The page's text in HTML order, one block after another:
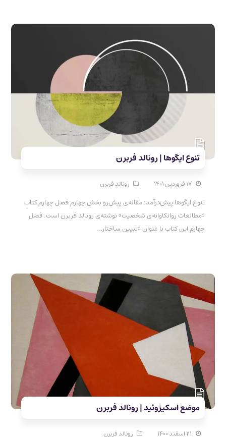
تنوع ایگوها | رونالد فربرن
۱۷ فروردین ۱۴۰۱ رونالد فربرن
تنوع ایگوها پیش‌درآمد: مقاله‌ی پیش‌رو بخش چهارم فصل چهارم کتاب
«مطالعات روانکاوانه‌ی شخصیت» نوشته‌ی رونالد فربرن است. فصل
چهارم این کتاب با عنوان «تبیین ساختار…
موضع اسکیزوئید | رونالد فربرن
۲۱ اسفند ۱۴۰۰ رونالد فربرن